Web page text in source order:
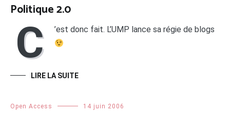
Politique 2.0
C ’est donc fait. L’UMP lance sa régie de blogs
LIRE LA SUITE
Open Access 14 juin 2006